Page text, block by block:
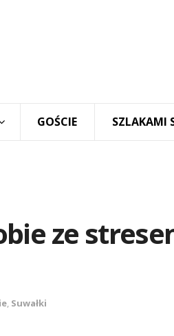
GOŚCIE SZLAKAMI
ze
, Suwałki